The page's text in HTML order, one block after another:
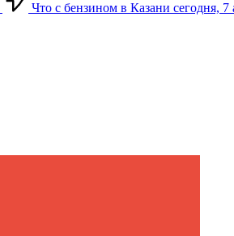
Что с бензином в Казани сегодня,